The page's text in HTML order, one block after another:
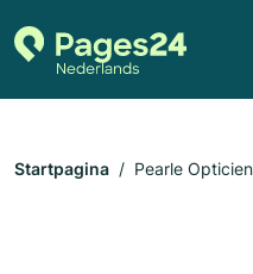
Startpagina Pearle